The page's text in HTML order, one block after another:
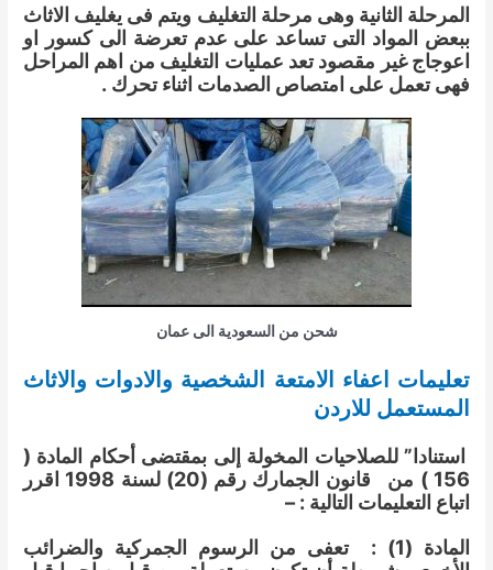
المرحلة الثانية وهى مرحلة التغليف ويتم فى يغليف الاثاث
ببعض المواد التى تساعد على عدم تعرضة الى كسور او
اعوجاج غير مقصود تعد عمليات التغليف من اهم المراحل
فهى تعمل على امتصاص الصدمات اثناء تحرك .
شحن من السعودية الى عمان
تعليمات اعفاء الامتعة الشخصية والادوات والاثاث
المستعمل للاردن
استنادا” للصلاحيات المخولة إلى بمقتضى أحكام المادة (
156 ) من قانون الجمارك رقم (20) لسنة 1998 اقرر
اتباع التعليمات التالية : –
المادة (1) : تعفى من الرسوم الجمركية والضرائب